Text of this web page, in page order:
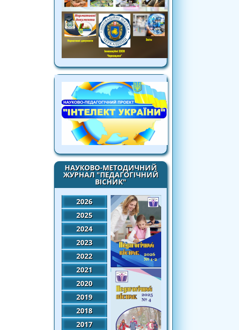
НАУКОВО-МЕТОДИЧНИЙ
ЖУРНАЛ "ПЕДАГОГІЧНИЙ
ВІСНИК"
2026
2025
2024
2023
2022
2021
2020
2019
2018
2017